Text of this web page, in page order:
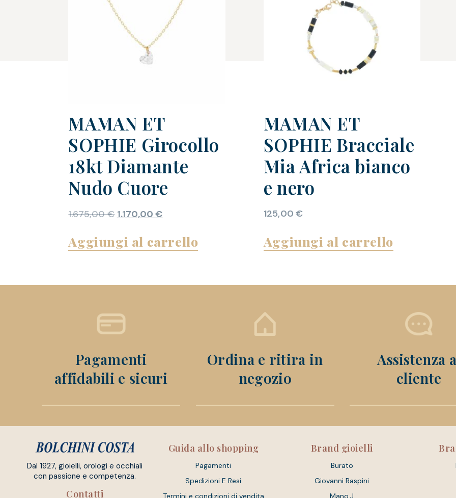
MAMAN ET
SOPHIE Girocollo
18kt Diamante
Nudo Cuore
1.675,00€ 1.170,00€
Aggiungi al carrello
MAMAN ET
SOPHIE Bracciale
Mia Africa bianco
e nero
125,00€
Aggiungi al carrello
Pagamenti
affidabili e sicuri
Ordina e ritira in
negozio
Assistenza
cliente
Dal 1927, gioielli, orologi e occhiali
con passione e competenza.
Contatti
Guida allo shopping
Pagamenti
Spedizioni E Resi
Brand gioielli
Burato
Giovanni Raspini